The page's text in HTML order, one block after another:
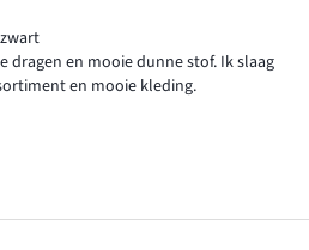
dragen en mooie dunne stof. Ik slaag
en mooie kleding.